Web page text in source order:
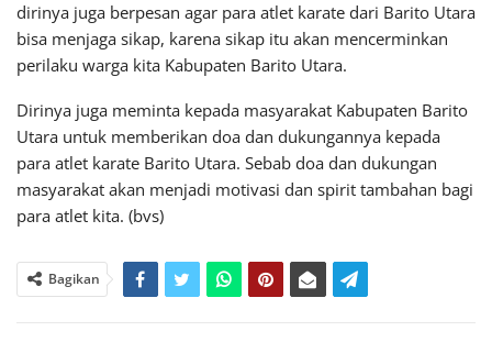
dirinya juga berpesan agar para atlet karate dari Barito Utara
bisa menjaga sikap, karena sikap itu akan mencerminkan
perilaku warga kita Kabupaten Barito Utara.
Dirinya juga meminta kepada masyarakat Kabupaten Barito
Utara untuk memberikan doa dan dukungannya kepada
para atlet karate Barito Utara. Sebab doa dan dukungan
masyarakat akan menjadi motivasi dan spirit tambahan bagi
para atlet kita. (bvs)
Bagikan